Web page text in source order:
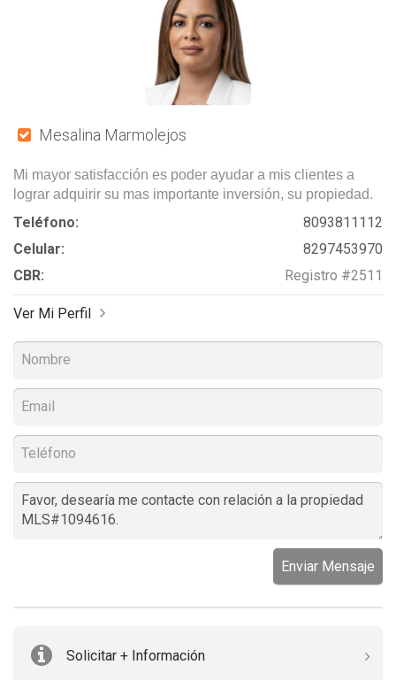
Mesalina Marmolejos
Mi mayor satisfacción es poder ayudar a mis clientes a
lograr adquirir su mas importante inversión, su propiedad.
Teléfono:
8093811112
Celular:
8297453970
CBR:
Registro #2511
Ver Mi Perfil
Enviar Mensaje
Solicitar + Información